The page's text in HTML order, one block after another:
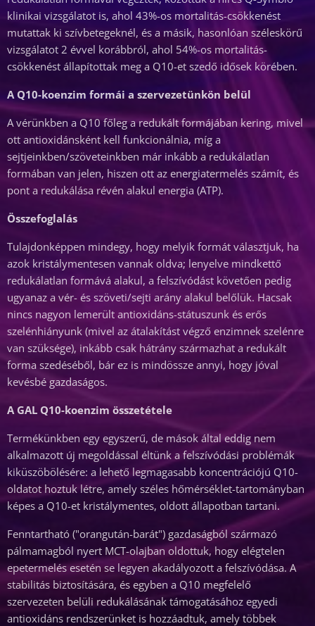
klinikai vizsgálatot is, ahol 43%-os mortalitás-csökkenést
mutattak ki szívbetegeknél, és a másik, hasonlóan széleskörű
vizsgálatot 2 évvel korábbról, ahol 54%-os mortalitás-
csökkenést állapítottak meg a Q10-et szedő idősek körében.
A Q10-koenzim formái a szervezetünkön belül
A vérünkben a Q10 főleg a redukált formájában kering, mivel
ott antioxidánsként kell funkcionálnia, míg a
sejtjeinkben/szöveteinkben már inkább a redukálatlan
formában van jelen, hiszen ott az energiatermelés számít, és
pont a redukálása révén alakul energia (ATP).
Összefoglalás
Tulajdonképpen mindegy, hogy melyik formát választjuk, ha
azok kristálymentesen vannak oldva; lenyelve mindkettő
redukálatlan formává alakul, a felszívódást követően pedig
ugyanaz a vér- és szöveti/sejti arány alakul belőlük. Hacsak
nincs nagyon lemerült antioxidáns-státuszunk és erős
szelénhiányunk (mivel az átalakítást végző enzimnek szelénre
van szüksége), inkább csak hátrány származhat a redukált
forma szedéséből, bár ez is mindössze annyi, hogy jóval
kevésbé gazdaságos.
A GAL Q10-koenzim összetétele
Termékünkben egy egyszerű, de mások által eddig nem
alkalmazott új megoldással éltünk a felszívódási problémák
kiküszöbölésére: a lehető legmagasabb koncentrációjú Q10-
oldatot hoztuk létre, amely széles hőmérséklet-tartományban
képes a Q10-et kristálymentes, oldott állapotban tartani.
Fenntartható ("orangután-barát") gazdaságból származó
pálmamagból nyert MCT-olajban oldottuk, hogy elégtelen
epetermelés esetén se legyen akadályozott a felszívódása. A
stabilitás biztosítására, és egyben a Q10 megfelelő
szervezeten belüli redukálásának támogatásához egyedi
antioxidáns rendszerünket is hozzáadtuk, amely többek